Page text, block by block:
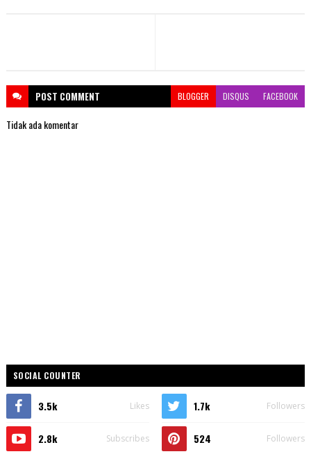
POST COMMENT BLOGGER DISQUS FACEBOOK
Tidak ada komentar
SOCIAL COUNTER
3.5k Likes 1.7k Followers
2.8k Subscribes 524 Followers